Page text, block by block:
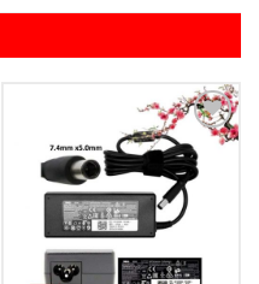
Add to
Wishlist